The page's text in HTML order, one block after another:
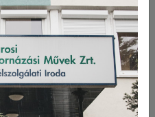
Szennyvíztisztító